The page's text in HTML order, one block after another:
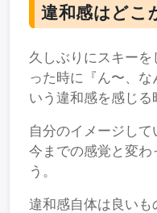
違和感はどこ
久しぶりにスキー
った時に『ん〜、
いう違和感を感じる
自分のイメージし
今までの感覚と変
う。
違和感自体は良い